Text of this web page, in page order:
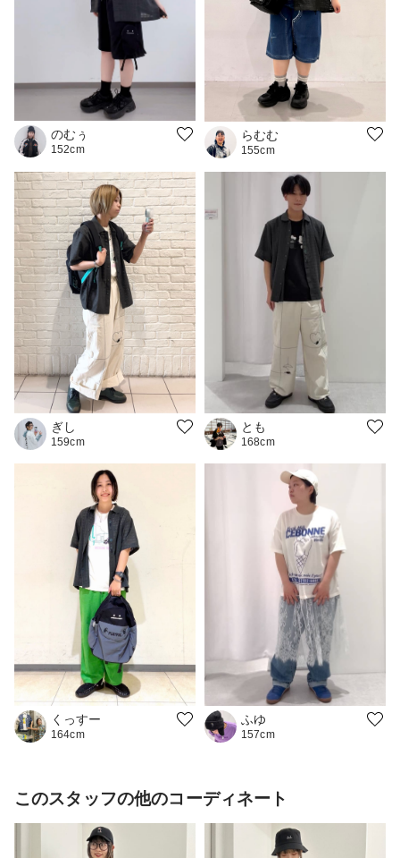
のむぅ
152cm
らむむ
155cm
ぎし
159cm
とも
168cm
くっすー
164cm
ふゆ
157cm
このスタッフの他のコーディネート